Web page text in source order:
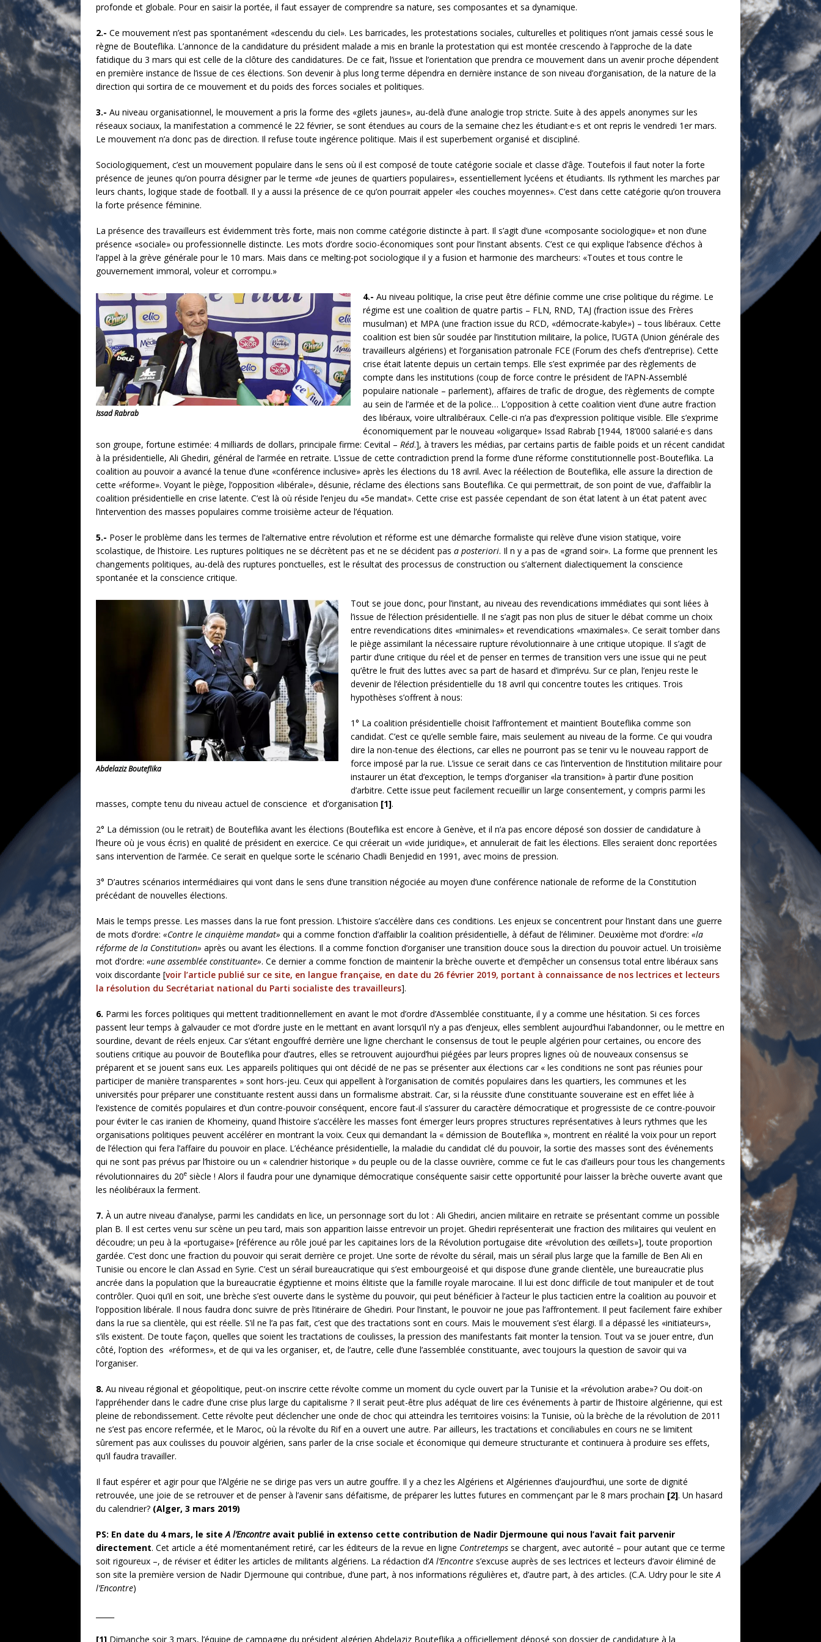
profonde et globale. Pour en saisir la portée, il faut essayer de comprendre sa nature, ses composantes et sa dynamique.
2.- Ce mouvement n’est pas spontanément «descendu du ciel». Les barricades, les protestations sociales, culturelles et politiques n’ont jamais cessé sous le
règne de Bouteflika. L’annonce de la candidature du président malade a mis en branle la protestation qui est montée crescendo à l’approche de la date
fatidique du 3 mars qui est celle de la clôture des candidatures. De ce fait, l’issue et l’orientation que prendra ce mouvement dans un avenir proche dépendent
en première instance de l’issue de ces élections. Son devenir à plus long terme dépendra en dernière instance de son niveau d’organisation, de la nature de la
direction qui sortira de ce mouvement et du poids des forces sociales et politiques.
3.- Au niveau organisationnel, le mouvement a pris la forme des «gilets jaunes», au-delà d’une analogie trop stricte. Suite à des appels anonymes sur les
réseaux sociaux, la manifestation a commencé le 22 février, se sont étendues au cours de la semaine chez les étudiant·e·s et ont repris le vendredi 1er mars.
Le mouvement n’a donc pas de direction. Il refuse toute ingérence politique. Mais il est superbement organisé et discipliné.
Sociologiquement, c’est un mouvement populaire dans le sens où il est composé de toute catégorie sociale et classe d’âge. Toutefois il faut noter la forte
présence de jeunes qu’on pourra désigner par le terme «de jeunes de quartiers populaires», essentiellement lycéens et étudiants. Ils rythment les marches par
leurs chants, logique stade de football. Il y a aussi la présence de ce qu’on pourrait appeler «les couches moyennes». C’est dans cette catégorie qu’on trouvera
la forte présence féminine.
La présence des travailleurs est évidemment très forte, mais non comme catégorie distincte à part. Il s’agit d’une «composante sociologique» et non d’une
présence «sociale» ou professionnelle distincte. Les mots d’ordre socio-économiques sont pour l’instant absents. C’est ce qui explique l’absence d’échos à
l’appel à la grève générale pour le 10 mars. Mais dans ce melting-pot sociologique il y a fusion et harmonie des marcheurs: «Toutes et tous contre le
gouvernement immoral, voleur et corrompu.»
Issad Rabrab
4.- Au niveau politique, la crise peut être définie comme une crise politique du régime. Le
régime est une coalition de quatre partis – FLN, RND, TAJ (fraction issue des Frères
musulman) et MPA (une fraction issue du RCD, «démocrate-kabyle») – tous libéraux. Cette
coalition est bien sûr soudée par l’institution militaire, la police, l’UGTA (Union générale des
travailleurs algériens) et l’organisation patronale FCE (Forum des chefs d’entreprise). Cette
crise était latente depuis un certain temps. Elle s’est exprimée par des règlements de
compte dans les institutions (coup de force contre le président de l’APN-Assemblé
populaire nationale – parlement), affaires de trafic de drogue, des règlements de compte
au sein de l’armée et de la police… L’opposition à cette coalition vient d’une autre fraction
des libéraux, voire ultralibéraux. Celle-ci n’a pas d’expression politique visible. Elle s’exprime
économiquement par le nouveau «oligarque» Issad Rabrab [1944, 18’000 salarié·e·s dans
son groupe, fortune estimée: 4 milliards de dollars, principale firme: Cevital – Réd.], à travers les médias, par certains partis de faible poids et un récent candidat
à la présidentielle, Ali Ghediri, général de l’armée en retraite. L’issue de cette contradiction prend la forme d’une réforme constitutionnelle post-Bouteflika. La
coalition au pouvoir a avancé la tenue d’une «conférence inclusive» après les élections du 18 avril. Avec la réélection de Bouteflika, elle assure la direction de
cette «réforme». Voyant le piège, l’opposition «libérale», désunie, réclame des élections sans Bouteflika. Ce qui permettrait, de son point de vue, d’affaiblir la
coalition présidentielle en crise latente. C’est là où réside l’enjeu du «5e mandat». Cette crise est passée cependant de son état latent à un état patent avec
l’intervention des masses populaires comme troisième acteur de l’équation.
5.- Poser le problème dans les termes de l’alternative entre révolution et réforme est une démarche formaliste qui relève d’une vision statique, voire
scolastique, de l’histoire. Les ruptures politiques ne se décrètent pas et ne se décident pas a posteriori. Il n y a pas de «grand soir». La forme que prennent les
changements politiques, au-delà des ruptures ponctuelles, est le résultat des processus de construction ou s’alternent dialectiquement la conscience
spontanée et la conscience critique.
Abdelaziz Bouteflika
Tout se joue donc, pour l’instant, au niveau des revendications immédiates qui sont liées à
l’issue de l’élection présidentielle. Il ne s’agit pas non plus de situer le débat comme un choix
entre revendications dites «minimales» et revendications «maximales». Ce serait tomber dans
le piège assimilant la nécessaire rupture révolutionnaire à une critique utopique. Il s’agit de
partir d’une critique du réel et de penser en termes de transition vers une issue qui ne peut
qu’être le fruit des luttes avec sa part de hasard et d’imprévu. Sur ce plan, l’enjeu reste le
devenir de l’élection présidentielle du 18 avril qui concentre toutes les critiques. Trois
hypothèses s’offrent à nous:
1° La coalition présidentielle choisit l’affrontement et maintient Bouteflika comme son
candidat. C’est ce qu’elle semble faire, mais seulement au niveau de la forme. Ce qui voudra
dire la non-tenue des élections, car elles ne pourront pas se tenir vu le nouveau rapport de
force imposé par la rue. L’issue ce serait dans ce cas l’intervention de l’institution militaire pour
instaurer un état d’exception, le temps d’organiser «la transition» à partir d’une position
d’arbitre. Cette issue peut facilement recueillir un large consentement, y compris parmi les
masses, compte tenu du niveau actuel de conscience et d’organisation [1].
2° La démission (ou le retrait) de Bouteflika avant les élections (Bouteflika est encore à Genève, et il n’a pas encore déposé son dossier de candidature à
l’heure où je vous écris) en qualité de président en exercice. Ce qui créerait un «vide juridique», et annulerait de fait les élections. Elles seraient donc reportées
sans intervention de l’armée. Ce serait en quelque sorte le scénario Chadli Benjedid en 1991, avec moins de pression.
3° D’autres scénarios intermédiaires qui vont dans le sens d’une transition négociée au moyen d’une conférence nationale de reforme de la Constitution
précédant de nouvelles élections.
Mais le temps presse. Les masses dans la rue font pression. L’histoire s’accélère dans ces conditions. Les enjeux se concentrent pour l’instant dans une guerre
de mots d’ordre: «Contre le cinquième mandat» qui a comme fonction d’affaiblir la coalition présidentielle, à défaut de l’éliminer. Deuxième mot d’ordre: «la
réforme de la Constitution» après ou avant les élections. Il a comme fonction d’organiser une transition douce sous la direction du pouvoir actuel. Un troisième
mot d’ordre: «une assemblée constituante». Ce dernier a comme fonction de maintenir la brèche ouverte et d’empêcher un consensus total entre libéraux sans
voix discordante [voir l’article publié sur ce site, en langue française, en date du 26 février 2019, portant à connaissance de nos lectrices et lecteurs
la résolution du Secrétariat national du Parti socialiste des travailleurs].
6. Parmi les forces politiques qui mettent traditionnellement en avant le mot d’ordre d’Assemblée constituante, il y a comme une hésitation. Si ces forces
passent leur temps à galvauder ce mot d’ordre juste en le mettant en avant lorsqu’il n’y a pas d’enjeux, elles semblent aujourd’hui l’abandonner, ou le mettre en
sourdine, devant de réels enjeux. Car s’étant engouffré derrière une ligne cherchant le consensus de tout le peuple algérien pour certaines, ou encore des
soutiens critique au pouvoir de Bouteflika pour d’autres, elles se retrouvent aujourd’hui piégées par leurs propres lignes où de nouveaux consensus se
préparent et se jouent sans eux. Les appareils politiques qui ont décidé de ne pas se présenter aux élections car « les conditions ne sont pas réunies pour
participer de manière transparentes » sont hors-jeu. Ceux qui appellent à l’organisation de comités populaires dans les quartiers, les communes et les
universités pour préparer une constituante restent aussi dans un formalisme abstrait. Car, si la réussite d’une constituante souveraine est en effet liée à
l’existence de comités populaires et d’un contre-pouvoir conséquent, encore faut-il s’assurer du caractère démocratique et progressiste de ce contre-pouvoir
pour éviter le cas iranien de Khomeiny, quand l’histoire s’accélère les masses font émerger leurs propres structures représentatives à leurs rythmes que les
organisations politiques peuvent accélérer en montrant la voix. Ceux qui demandant la « démission de Bouteflika », montrent en réalité la voix pour un report
de l’élection qui fera l’affaire du pouvoir en place. L’échéance présidentielle, la maladie du candidat clé du pouvoir, la sortie des masses sont des événements
qui ne sont pas prévus par l’histoire ou un « calendrier historique » du peuple ou de la classe ouvrière, comme ce fut le cas d’ailleurs pour tous les changements
révolutionnaires du 20e siècle ! Alors il faudra pour une dynamique démocratique conséquente saisir cette opportunité pour laisser la brèche ouverte avant que
les néolibéraux la ferment.
7. À un autre niveau d’analyse, parmi les candidats en lice, un personnage sort du lot : Ali Ghediri, ancien militaire en retraite se présentant comme un possible
plan B. Il est certes venu sur scène un peu tard, mais son apparition laisse entrevoir un projet. Ghediri représenterait une fraction des militaires qui veulent en
découdre; un peu à la «portugaise» [référence au rôle joué par les capitaines lors de la Révolution portugaise dite «révolution des œillets»], toute proportion
gardée. C’est donc une fraction du pouvoir qui serait derrière ce projet. Une sorte de révolte du sérail, mais un sérail plus large que la famille de Ben Ali en
Tunisie ou encore le clan Assad en Syrie. C’est un sérail bureaucratique qui s’est embourgeoisé et qui dispose d’une grande clientèle, une bureaucratie plus
ancrée dans la population que la bureaucratie égyptienne et moins élitiste que la famille royale marocaine. Il lui est donc difficile de tout manipuler et de tout
contrôler. Quoi qu’il en soit, une brèche s’est ouverte dans le système du pouvoir, qui peut bénéficier à l’acteur le plus tacticien entre la coalition au pouvoir et
l’opposition libérale. Il nous faudra donc suivre de près l’itinéraire de Ghediri. Pour l’instant, le pouvoir ne joue pas l’affrontement. Il peut facilement faire exhiber
dans la rue sa clientèle, qui est réelle. S’il ne l’a pas fait, c’est que des tractations sont en cours. Mais le mouvement s’est élargi. Il a dépassé les «initiateurs»,
s’ils existent. De toute façon, quelles que soient les tractations de coulisses, la pression des manifestants fait monter la tension. Tout va se jouer entre, d’un
côté, l’option des «réformes», et de qui va les organiser, et, de l’autre, celle d’une l’assemblée constituante, avec toujours la question de savoir qui va
l’organiser.
8. Au niveau régional et géopolitique, peut-on inscrire cette révolte comme un moment du cycle ouvert par la Tunisie et la «révolution arabe»? Ou doit-on
l’appréhender dans le cadre d’une crise plus large du capitalisme ? Il serait peut-être plus adéquat de lire ces événements à partir de l’histoire algérienne, qui est
pleine de rebondissement. Cette révolte peut déclencher une onde de choc qui atteindra les territoires voisins: la Tunisie, où la brèche de la révolution de 2011
ne s’est pas encore refermée, et le Maroc, où la révolte du Rif en a ouvert une autre. Par ailleurs, les tractations et conciliabules en cours ne se limitent
sûrement pas aux coulisses du pouvoir algérien, sans parler de la crise sociale et économique qui demeure structurante et continuera à produire ses effets,
qu’il faudra travailler.
Il faut espérer et agir pour que l’Algérie ne se dirige pas vers un autre gouffre. Il y a chez les Algériens et Algériennes d’aujourd’hui, une sorte de dignité
retrouvée, une joie de se retrouver et de penser à l’avenir sans défaitisme, de préparer les luttes futures en commençant par le 8 mars prochain [2]. Un hasard
du calendrier? (Alger, 3 mars 2019)
PS: En date du 4 mars, le siteA l’Encontre avait publié in extenso cette contribution de Nadir Djermoune qui nous l’avait fait parvenir
directement. Cet article a été momentanément retiré, car les éditeurs de la revue en ligne Contretemps se chargent, avec autorité – pour autant que ce terme
soit rigoureux –, de réviser et éditer les articles de militants algériens. La rédaction d’A l’Encontre s’excuse auprès de ses lectrices et lecteurs d’avoir éliminé de
son site la première version de Nadir Djermoune qui contribue, d’une part, à nos informations régulières et, d’autre part, à des articles. (C.A. Udry pour le site A
l’Encontre)
[1] Dimanche soir 3 mars, l’équipe de campagne du président algérien Abdelaziz Bouteflika a officiellement déposé son dossier de candidature à la